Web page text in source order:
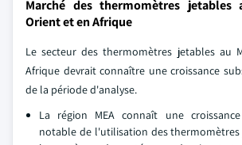
Marché des thermomètres jetables
Orient et en Afrique
Le secteur des thermomètres jetables au
Afrique devrait connaître une croissance
de la période d'analyse.
La région MEA connaît une
notable de l'utilisation des